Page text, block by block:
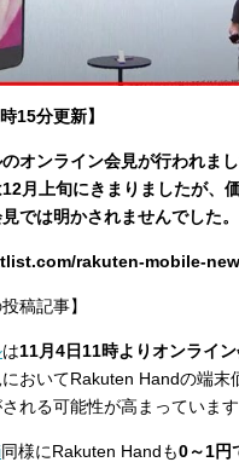
15分更新】
オンライン会見が行われま
月上旬にきまりましたが、
では明かされませんでした。
rakuten-mobile-
稿記事】
は11月4日11時よりオンライ
おいてRakuten Handの端末
れる可能性が高まっています
同様にRakuten Handも0～1円